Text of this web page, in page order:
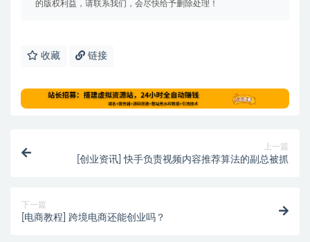
的版权利益，请联系我们，会尽快给予删除处理！
收藏 链接
上一篇
[创业资讯] 快手负责视频内容推荐算法的副总被抓
下一篇
[电商教程] 跨境电商还能创业吗？